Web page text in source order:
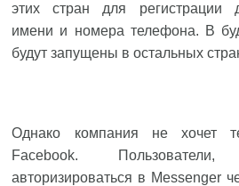
этих стран для регистрации
имени и номера телефона. В
будут запущены в остальных
Однако компания не хочет
Facebook.
авторизироваться в Messenger